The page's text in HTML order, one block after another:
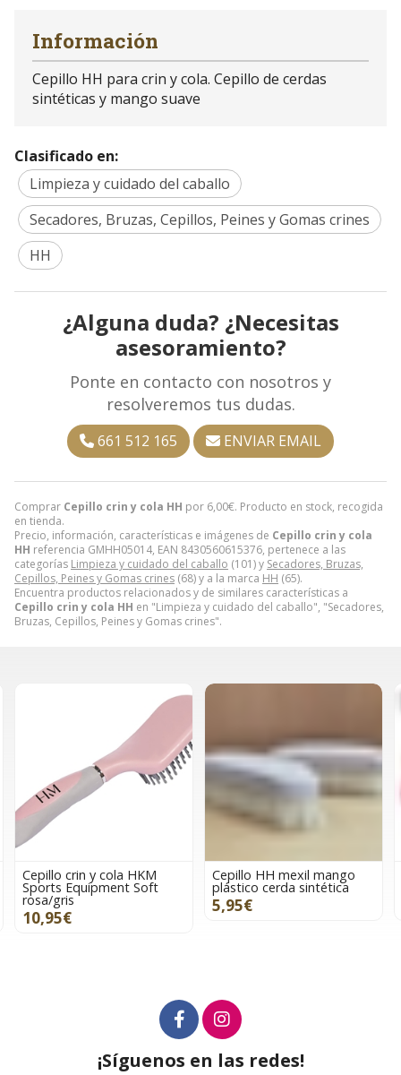
Comprar Cepillo crin y cola HH por 6,00€. Producto en stock, recogida
en tienda.
Precio, información, características e imágenes de Cepillo crin y cola
HH referencia GMHH05014, EAN 8430560615376, pertenece a las
categorías Limpieza y cuidado del caballo (101) y Secadores, Bruzas,
Cepillos, Peines y Gomas crines (68) y a la marca HH (65).
Encuentra productos relacionados y de similares características a
Cepillo crin y cola HH en "Limpieza y cuidado del caballo", "Secadores,
Bruzas, Cepillos, Peines y Gomas crines".
Información
Cepillo HH para crin y cola. Cepillo de cerdas
sintéticas y mango suave
Clasificado en:
Limpieza y cuidado del caballo
Secadores, Bruzas, Cepillos, Peines y Gomas crines
HH
¿Alguna duda? ¿Necesitas
asesoramiento?
Ponte en contacto con nosotros y
resolveremos tus dudas.
661 512 165 ENVIAR EMAIL
Cepillo crin y cola HKM
Sports Equipment Soft
rosa/gris
10,95€
Cepillo HH mexil mango
plástico cerda sintética
5,95€
¡Síguenos en las redes!